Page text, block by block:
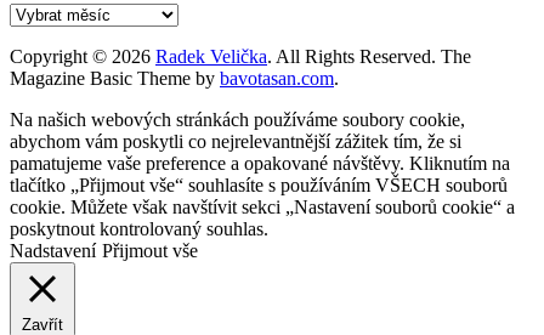
Archív
Copyright © 2026 Radek Velička. All Rights Reserved. The
Magazine Basic Theme by bavotasan.com.
Na našich webových stránkách používáme soubory cookie,
abychom vám poskytli co nejrelevantnější zážitek tím, že si
pamatujeme vaše preference a opakované návštěvy. Kliknutím na
tlačítko „Přijmout vše“ souhlasíte s používáním VŠECH souborů
cookie. Můžete však navštívit sekci „Nastavení souborů cookie“ a
poskytnout kontrolovaný souhlas.
Nadstavení Přijmout vše
Zavřít